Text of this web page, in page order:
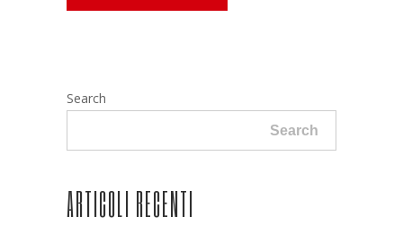
Search
Search
ARTICOLI RECENTI